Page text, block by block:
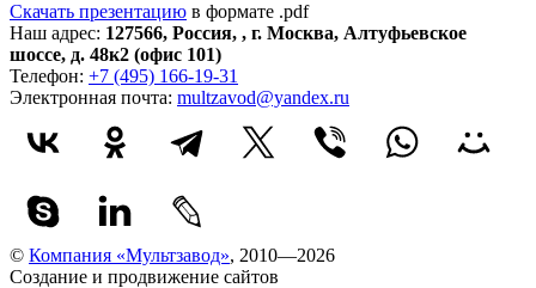
Скачать презентацию в формате .pdf
Наш адрес: 127566, Россия, , г. Москва, Алтуфьевское
шоссе, д. 48к2 (офис 101)
Телефон: +7 (495) 166-19-31
Электронная почта: multzavod@yandex.ru
© Компания «Мультзавод», 2010—2026
Создание и продвижение сайтов